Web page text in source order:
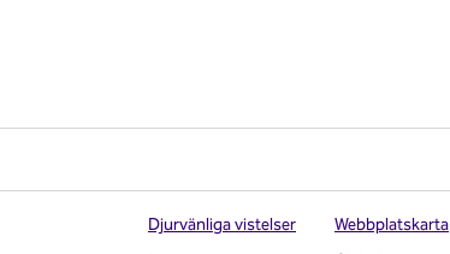
Djurvänliga vistelser
Webbplatskarta